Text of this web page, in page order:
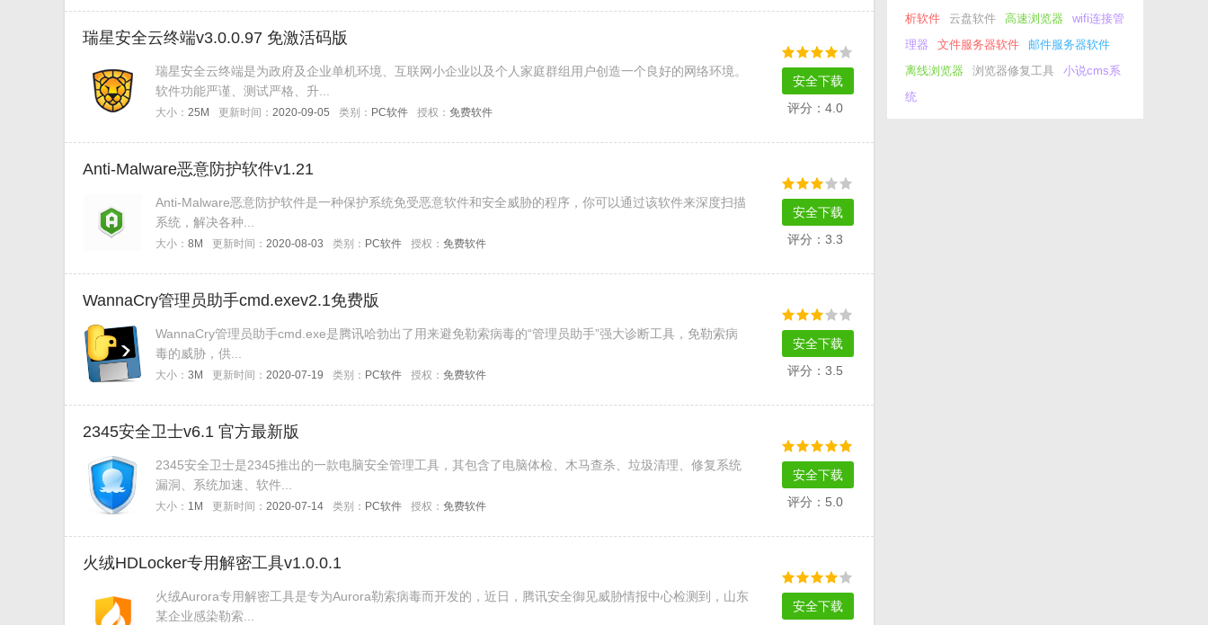
瑞星安全云终端v3.0.0.97 免激活码版
瑞星安全云终端是为政府及企业单机环境、互联网小企业以及个人家庭群组用户创造一个良好的网络环境。
软件功能严谨、测试严格、升...
大小： 25M 更新时间： 2020-09-05 类别： PC软件 授权： 免费软件
安全下载
评分：4.0
Anti-Malware恶意防护软件v1.21
Anti-Malware恶意防护软件是一种保护系统免受恶意软件和安全威胁的程序，你可以通过该软件来深度扫描
系统，解决各种...
大小： 8M 更新时间： 2020-08-03 类别： PC软件 授权： 免费软件
安全下载
评分：3.3
WannaCry管理员助手cmd.exev2.1免费版
WannaCry管理员助手cmd.exe是腾讯哈勃出了用来避免勒索病毒的“管理员助手”强大诊断工具，免勒索病
毒的威胁，供...
大小： 3M 更新时间： 2020-07-19 类别： PC软件 授权： 免费软件
安全下载
评分：3.5
2345安全卫士v6.1 官方最新版
2345安全卫士是2345推出的一款电脑安全管理工具，其包含了电脑体检、木马查杀、垃圾清理、修复系统
漏洞、系统加速、软件...
大小： 1M 更新时间： 2020-07-14 类别： PC软件 授权： 免费软件
安全下载
评分：5.0
火绒HDLocker专用解密工具v1.0.0.1
火绒Aurora专用解密工具是专为Aurora勒索病毒而开发的，近日，腾讯安全御见威胁情报中心检测到，山东
某企业感染勒索...
安全下载
析软件
云盘软件 高速浏览器
wifi连接管
理器
文件服务器软件
邮件服务器软件
离线浏览器
浏览器修复工具
小说cms系
统